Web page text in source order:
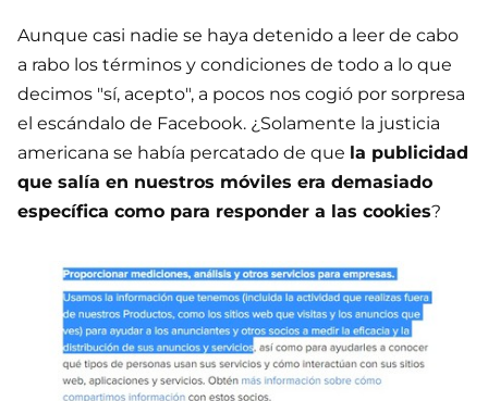
Aunque casi nadie se haya detenido a leer de cabo
a rabo los términos y condiciones de todo a lo que
decimos "sí, acepto", a pocos nos cogió por sorpresa
el escándalo de Facebook. ¿Solamente la justicia
americana se había percatado de que la publicidad
que salía en nuestros móviles era demasiado
específica como para responder a las cookies?